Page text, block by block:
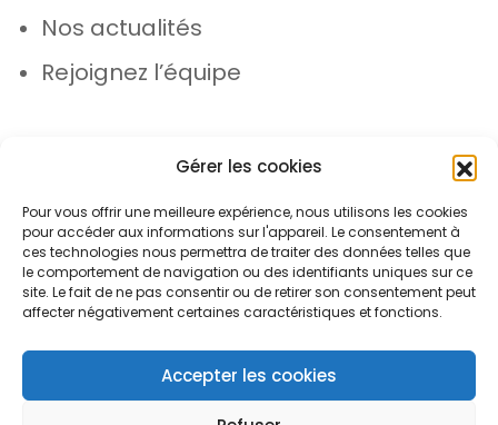
Gérer les cookies
Pour vous offrir une meilleure expérience, nous utilisons les cookies
pour accéder aux informations sur l'appareil. Le consentement à
ces technologies nous permettra de traiter des données telles que
le comportement de navigation ou des identifiants uniques sur ce
site. Le fait de ne pas consentir ou de retirer son consentement peut
affecter négativement certaines caractéristiques et fonctions.
Accepter les cookies
Nos actualités
Rejoignez l’équipe
© Azergo 2026 - Tous droits réservés
Protection des données